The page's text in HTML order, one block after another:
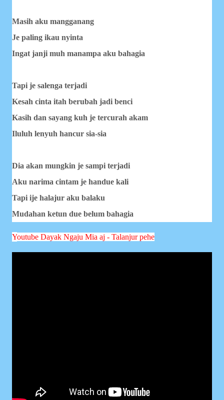
Masih aku mangganang
Je paling ikau nyinta
Ingat janji muh manampa aku bahagia
Tapi je salenga terjadi
Kesah cinta itah berubah jadi benci
Kasih dan sayang kuh je tercurah akam
Iluluh lenyuh hancur sia-sia
Dia akan mungkin je sampi terjadi
Aku narima cintam je handue kali
Tapi ije halajur aku balaku
Mudahan ketun due belum bahagia
Youtube Dayak Ngaju Mia aj - Talanjur pehe